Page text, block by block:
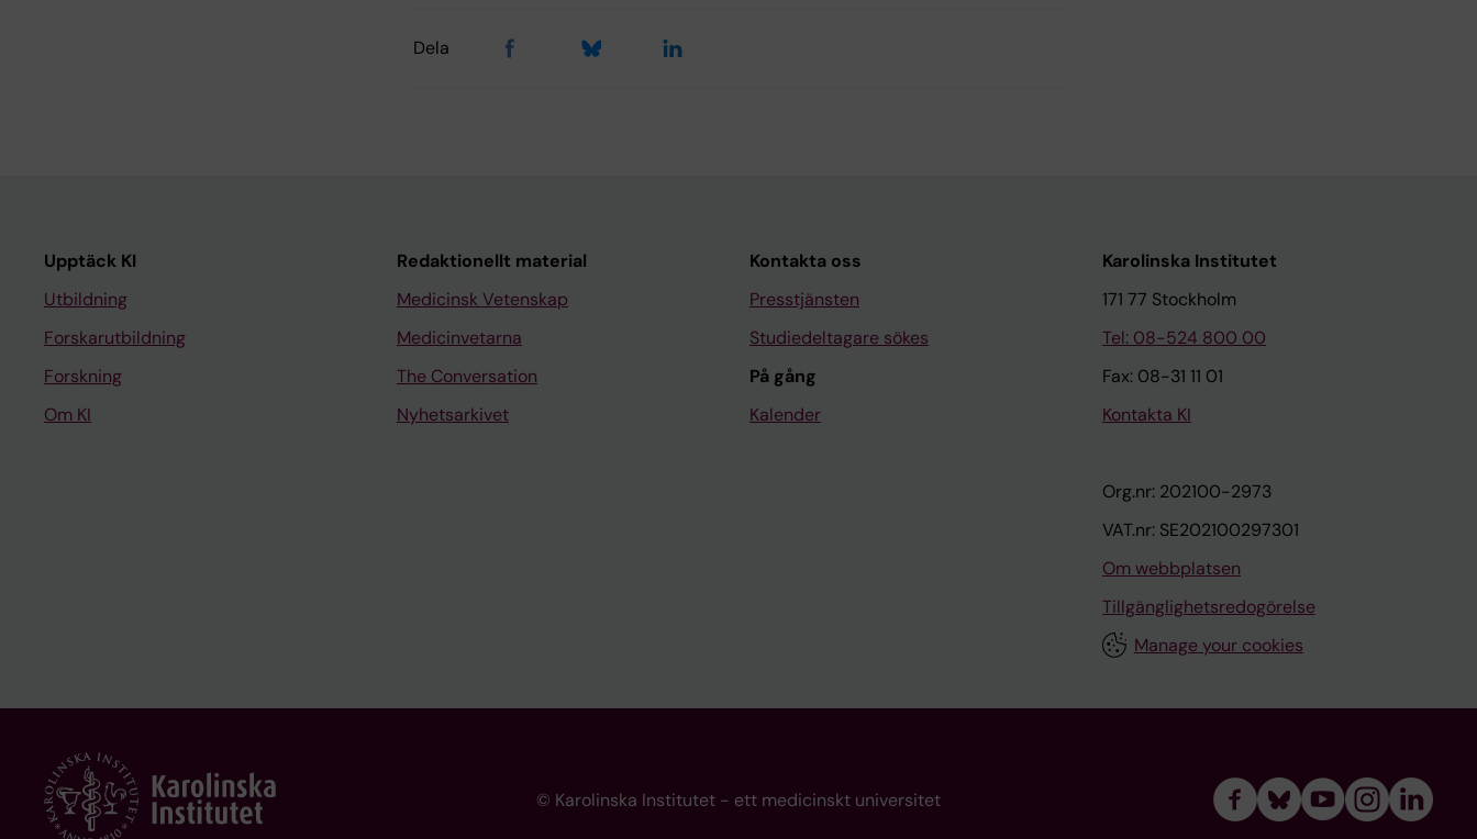
Dela
Upptäck KI
Utbildning
Forskarutbildning
Forskning
Om KI
Redaktionellt material
Medicinsk Vetenskap
Medicinvetarna
The Conversation
Nyhetsarkivet
Kontakta oss
Presstjänsten
Studiedeltagare sökes
På gång
Kalender
Karolinska Institutet
171 77 Stockholm
Tel: 08-524 800 00
Fax: 08-31 11 01
Kontakta KI
Org.nr: 202100-2973
VAT.nr: SE202100297301
Om webbplatsen
Tillgänglighetsredogörelse
Manage your cookies
© Karolinska Institutet - ett medicinskt universitet